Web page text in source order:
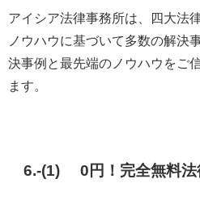
アイシア法律事務所は、四大法
ノウハウに基づいて多数の解決
決事例と最先端のノウハウをご
ます。
6.-(1) 0円！完全無料法